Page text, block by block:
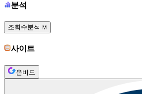
분석
조회수분석 M
사이트
온비드